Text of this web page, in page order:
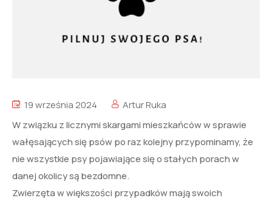
19 września 2024
Artur Ruka
W związku z licznymi skargami mieszkańców w sprawie
wałęsających się psów po raz kolejny przypominamy, że
nie wszystkie psy pojawiające się o stałych porach w
danej okolicy są bezdomne.
Zwierzęta w większości przypadków mają swoich